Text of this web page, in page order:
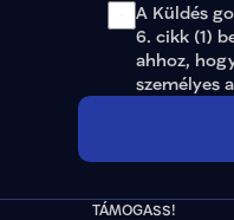
A Küldés
6. cikk (1)
ahhoz,
személyes
TÁMOGASS!